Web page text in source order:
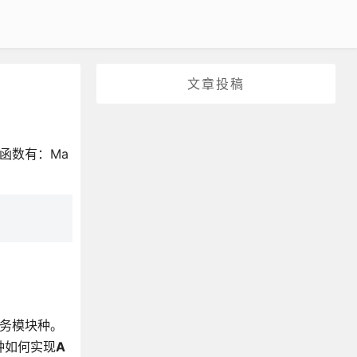
文章投稿
数有：Ma
模块种。
如何实现A